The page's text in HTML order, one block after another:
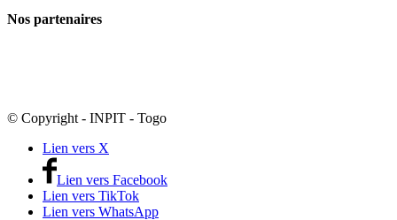
Nos partenaires
© Copyright - INPIT - Togo
Lien vers X
Lien vers Facebook
Lien vers TikTok
Lien vers WhatsApp